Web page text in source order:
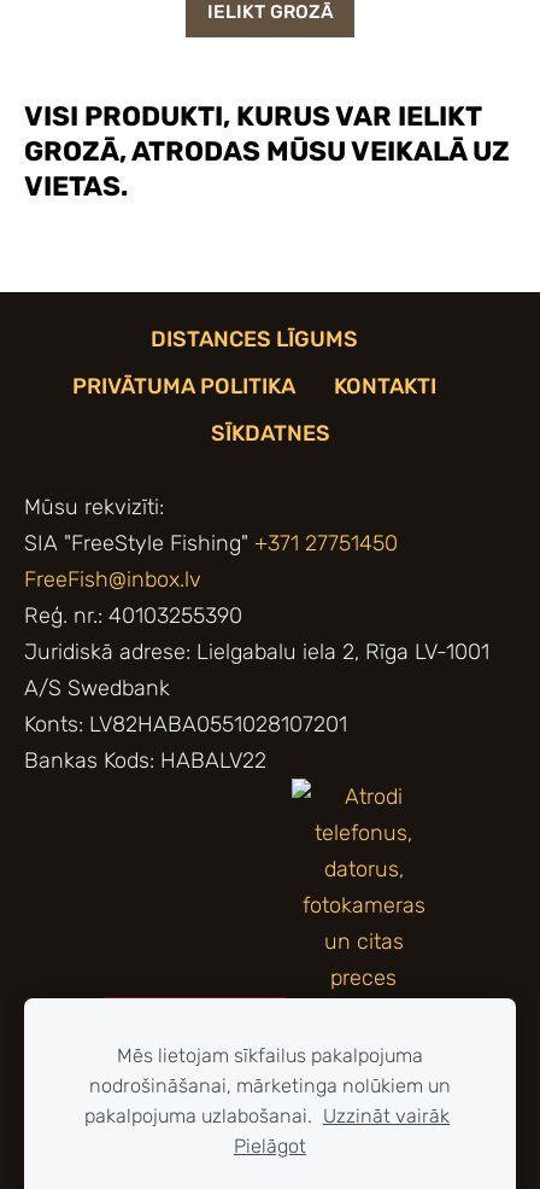
VISI PRODUKTI, KURUS VAR IELIKT
GROZĀ, ATRODAS MŪSU VEIKALĀ UZ
VIETAS.
IELIKT GROZĀ
DISTANCES LĪGUMS
PRIVĀTUMA POLITIKA
KONTAKTI
SĪKDATNES
Mūsu rekvizīti:
SIA "FreeStyle Fishing" +371 27751450
FreeFish@inbox.lv
Reģ. nr.: 40103255390
Juridiskā adrese: Lielgabalu iela 2, Rīga LV-1001
A/S Swedbank
Konts: LV82HABA0551028107201
Bankas Kods: HABALV22
Mēs lietojam sīkfailus pakalpojuma
nodrošināšanai, mārketinga nolūkiem un
pakalpojuma uzlabošanai. Uzzināt vairāk
Pielāgot